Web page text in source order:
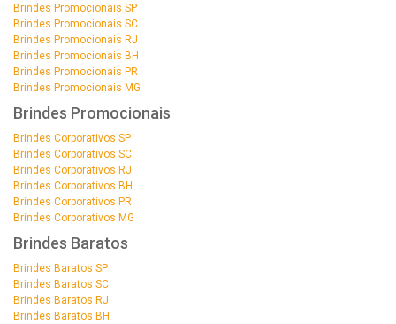
Brindes Promocionais SP
Brindes Promocionais SC
Brindes Promocionais RJ
Brindes Promocionais BH
Brindes Promocionais PR
Brindes Promocionais MG
Brindes Promocionais
Brindes Corporativos SP
Brindes Corporativos SC
Brindes Corporativos RJ
Brindes Corporativos BH
Brindes Corporativos PR
Brindes Corporativos MG
Brindes Baratos
Brindes Baratos SP
Brindes Baratos SC
Brindes Baratos RJ
Brindes Baratos BH